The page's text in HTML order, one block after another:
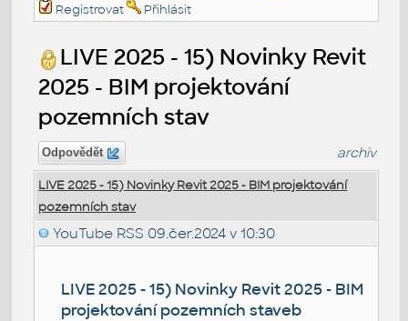
Registrovat
Přihlásit
LIVE 2025 - 15) Novinky Revit
2025 - BIM projektování
pozemních stav
Odpovědět archiv
LIVE 2025 - 15) Novinky Revit 2025 - BIM projektování
pozemních stav
YouTube RSS 09.čer.2024 v 10:30
LIVE 2025 - 15) Novinky Revit 2025 - BIM
projektování pozemních staveb